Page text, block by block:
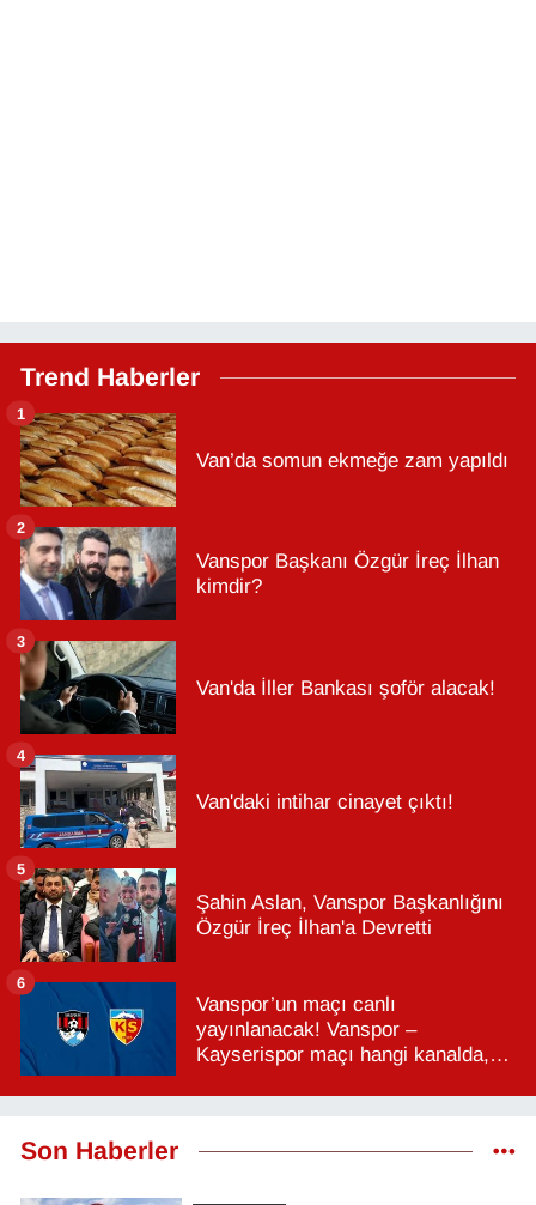
Trend Haberler
Van’da somun ekmeğe zam yapıldı
1
Vanspor Başkanı Özgür İreç İlhan
kimdir?
2
Van'da İller Bankası şoför alacak!
3
Van'daki intihar cinayet çıktı!
4
Şahin Aslan, Vanspor Başkanlığını
Özgür İreç İlhan'a Devretti
5
Vanspor’un maçı canlı
yayınlanacak! Vanspor –
Kayserispor maçı hangi kanalda,
6
Son Haberler